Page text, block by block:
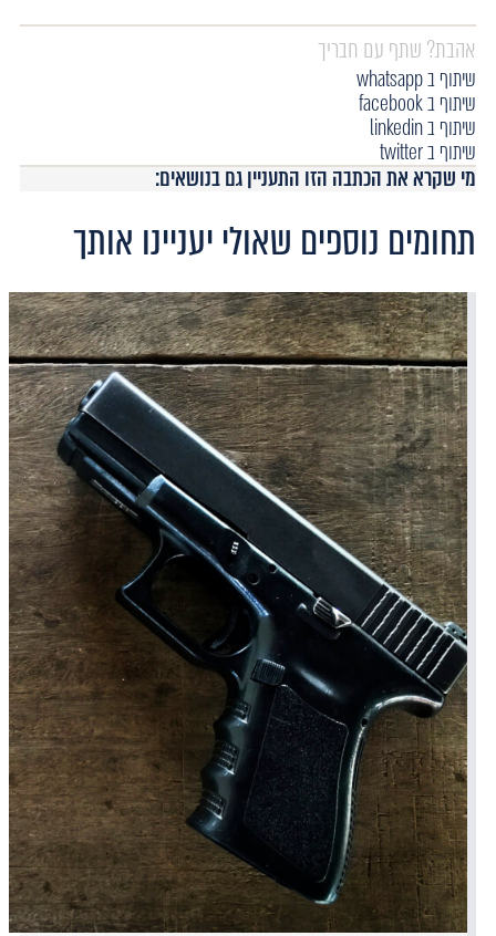
אהבת? שתף עם חבריך
שיתוף ב whatsapp
שיתוף ב facebook
שיתוף ב linkedin
שיתוף ב twitter
מי שקרא את הכתבה הזו התעניין גם בנושאים:
תחומים נוספים שאולי יעניינו אותך